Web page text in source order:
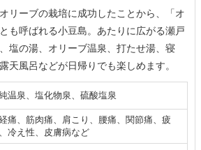
リーブの栽培に成功したことから、「オ
も呼ばれる小豆島。あたりに広がる瀬戸
塩の湯、オリーブ温泉、打たせ湯、寝
天風呂などが日帰りでも楽しめます。
温泉、塩化物泉、硫酸塩泉
痛、筋肉痛、肩こり、腰痛、関節痛、疲
冷え性、皮膚病など